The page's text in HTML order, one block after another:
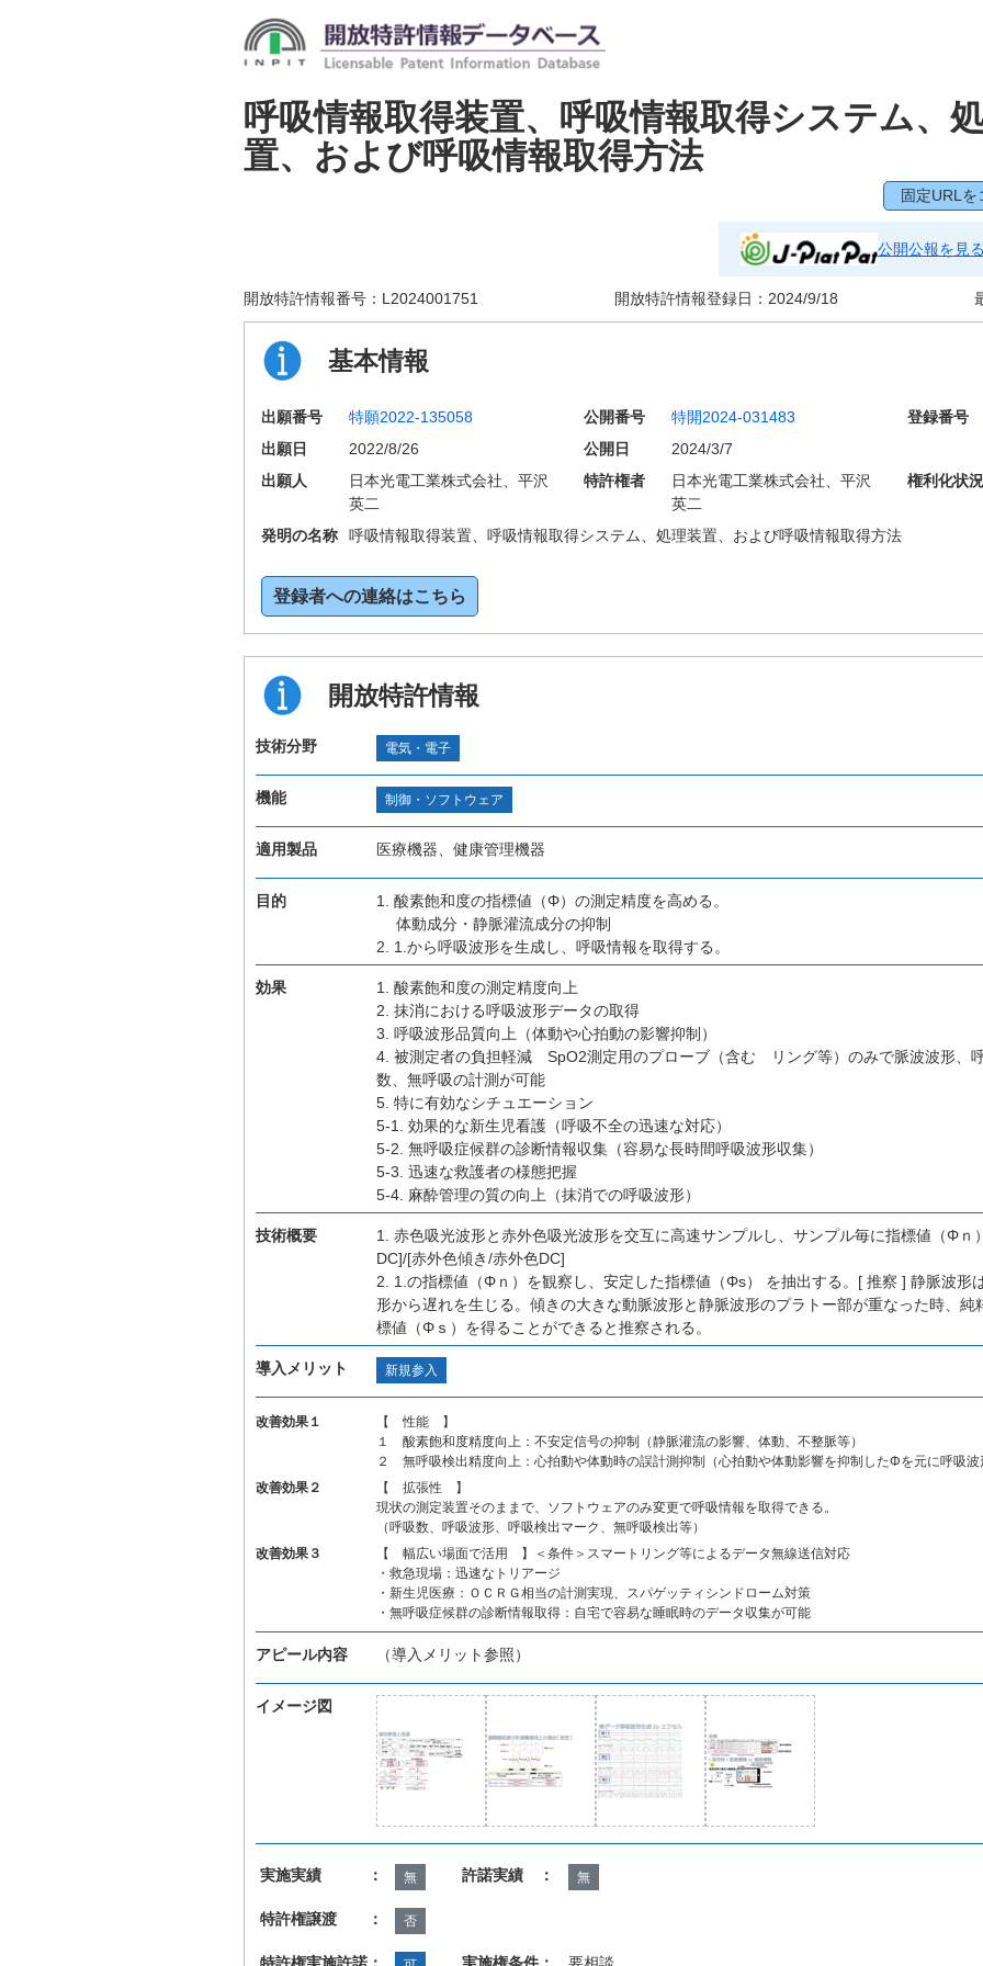
呼吸情報取得装置、呼吸情報取得システム、
置、および呼吸情報取得方法
固定URLを
公開公報を見る
開放特許情報番号： L2024001751 開放特許情報登録日： 2024/9/18
基本情報
出願番号 特願2022-135058 公開番号 特開2024-031483 登録番号
出願日
2022/8/26 公開日
2024/3/7
出願人
日本光電工業株式会社、平沢
英二
特許権者
日本光電工業株式会社、平沢
英二
権利化状況
発明の名称 呼吸情報取得装置、呼吸情報取得システム、処理装置、および呼吸情報取得方法
登録者への連絡はこちら
開放特許情報
技術分野 電気・電子
機能 制御・ソフトウェア
適用製品 医療機器、健康管理機器
目的
1. 酸素飽和度の指標値（Φ）の測定精度を高める。
体動成分・静脈灌流成分の抑制
2. 1.から呼吸波形を生成し、呼吸情報を取得する。
効果
1. 酸素飽和度の測定精度向上
2. 抹消における呼吸波形データの取得
3. 呼吸波形品質向上（体動や心拍動の影響抑制）
4. 被測定者の負担軽減 SpO2測定用のプローブ（含む リング等）のみで脈波波形、
数、無呼吸の計測が可能
5. 特に有効なシチュエーション
5-1. 効果的な新生児看護（呼吸不全の迅速な対応）
5-2. 無呼吸症候群の診断情報収集（容易な長時間呼吸波形収集）
5-3. 迅速な救護者の様態把握
5-4. 麻酔管理の質の向上（抹消での呼吸波形）
技術概要
1. 赤色吸光波形と赤外色吸光波形を交互に高速サンプルし、サンプル毎に指標値（Φｎ
DC]/[赤外色傾き/赤外色DC]
2. 1.の指標値（Φｎ）を観察し、安定した指標値（Φs） を抽出する。[ 推察 ] 静脈波形
形から遅れを生じる。傾きの大きな動脈波形と静脈波形のプラトー部が重なった時、
標値（Φｓ）を得ることができると推察される。
導入メリット 新規参入
改善効果１
【 性能 】
１ 酸素飽和度精度向上：不安定信号の抑制（静脈灌流の影響、体動、不整脈等）
２ 無呼吸検出精度向上：心拍動や体動時の誤計測抑制（心拍動や体動影響を抑制したΦを元に呼吸波
改善効果２
【 拡張性 】
現状の測定装置そのままで、ソフトウェアのみ変更で呼吸情報を取得できる。
（呼吸数、呼吸波形、呼吸検出マーク、無呼吸検出等）
改善効果３
【 幅広い場面で活用 】＜条件＞スマートリング等によるデータ無線送信対応
・救急現場：迅速なトリアージ
・新生児医療：ＯＣＲＧ相当の計測実現、スパゲッティシンドローム対策
・無呼吸症候群の診断情報取得：自宅で容易な睡眠時のデータ収集が可能
アピール内容 （導入メリット参照）
イメージ図
実施実績 ： 無 許諾実績 ： 無
特許権譲渡 ： 否